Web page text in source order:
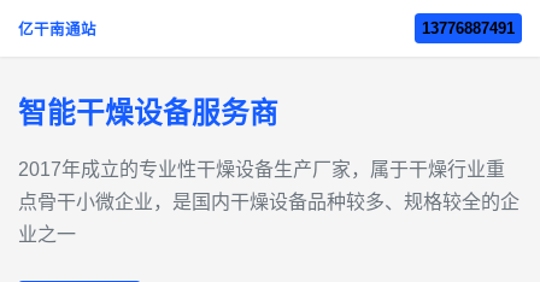
亿干南通站 13776887491
智能干燥设备服务商
2017年成立的‌专业性干燥设备生产厂家‌，属于干燥行业重
点骨干小微企业，是国内干燥设备品种较多、规格较全的企
业之一